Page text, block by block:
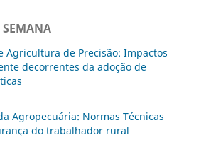
Agricultura de Precisão: Impactos
decorrentes da adoção de
Agropecuária: Normas Técnicas
do trabalhador rural